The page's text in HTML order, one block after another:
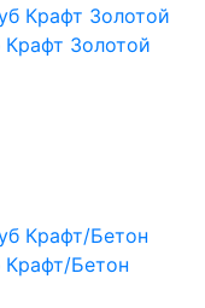
Золотой
Бетон